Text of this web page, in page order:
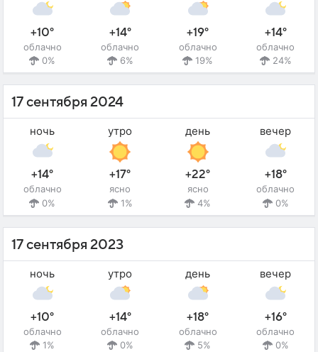
+10°
облачно
0%
+14°
облачно
6%
+19°
облачно
19%
+14°
облачно
24%
17 сентября 2024
ночь
+14°
облачно
0%
утро
+17°
ясно
1%
день
+22°
ясно
4%
вечер
+18°
облачно
0%
17 сентября 2023
ночь
+10°
облачно
1%
утро
+14°
облачно
0%
день
+18°
облачно
5%
вечер
+16°
облачно
0%